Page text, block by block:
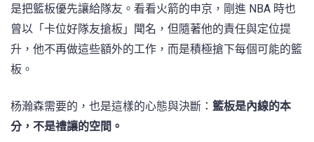
是把籃板優先讓給隊友。看看火箭的申京，剛進 NBA 時也
曾以「卡位好隊友搶板」聞名，但隨著他的責任與定位提
升，他不再做這些額外的工作，而是積極搶下每個可能的籃
板。
杨瀚森需要的，也是這樣的心態與決斷： 籃板是內線的本
分，不是禮讓的空間。